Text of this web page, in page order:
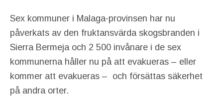
Sex kommuner i Malaga-provinsen har nu
påverkats av den fruktansvärda skogsbranden i
Sierra Bermeja och 2 500 invånare i de sex
kommunerna håller nu på att evakueras – eller
kommer att evakueras – och försättas säkerhet
på andra orter.